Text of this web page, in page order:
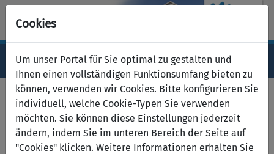
Cookies
Um unser Portal für Sie optimal zu gestalten und
Ihnen einen vollständigen Funktionsumfang bieten zu
können, verwenden wir Cookies. Bitte konfigurieren Sie
individuell, welche Cookie-Typen Sie verwenden
möchten. Sie können diese Einstellungen jederzeit
ändern, indem Sie im unteren Bereich der Seite auf
"Cookies" klicken. Weitere Informationen erhalten Sie
Navigation ein-/ausblenden
Menü
Serviceübersicht
zurück
Services A bis Z